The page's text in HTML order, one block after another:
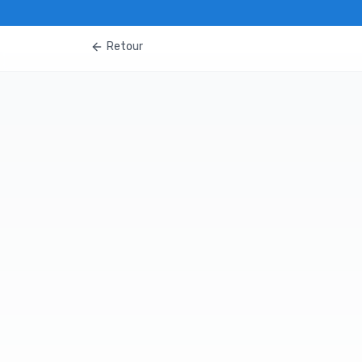
Retour